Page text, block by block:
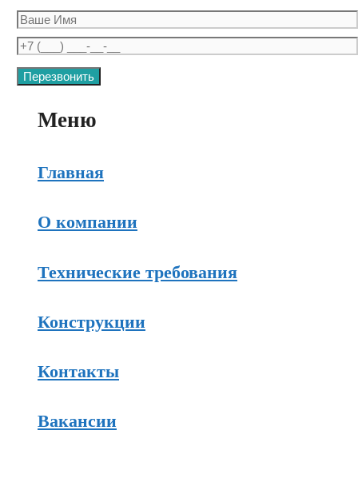
Меню
Главная
О компании
Технические требования
Конструкции
Контакты
Вакансии